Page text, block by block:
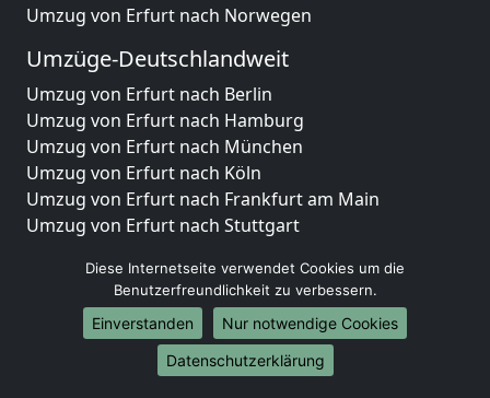
Umzug von Erfurt nach Norwegen
Umzüge-Deutschlandweit
Umzug von Erfurt nach Berlin
Umzug von Erfurt nach Hamburg
Umzug von Erfurt nach München
Umzug von Erfurt nach Köln
Umzug von Erfurt nach Frankfurt am Main
Umzug von Erfurt nach Stuttgart
Umzug von Erfurt nach Leipzig
Umzug von Erfurt nach Dortmund
Umzug von Erfurt nach Essen
Umzug von Erfurt nach Bremen
Umzug von Erfurt nach Dresden
Diese Internetseite verwendet Cookies um die
Benutzerfreundlichkeit zu verbessern.
Einverstanden
Nur notwendige Cookies
Datenschutzerklärung